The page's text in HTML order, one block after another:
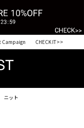
IT>>
Campaign CHECK IT>>
ニット